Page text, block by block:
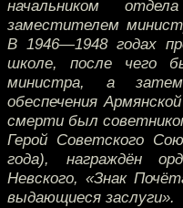
начальником
заместителем
В 1946—1948 годах
школе, после чего
министра, а затем
обеспечения
смерти был
Герой Советского
года), награждён
Невского, «Знак
выдающиеся заслуги».